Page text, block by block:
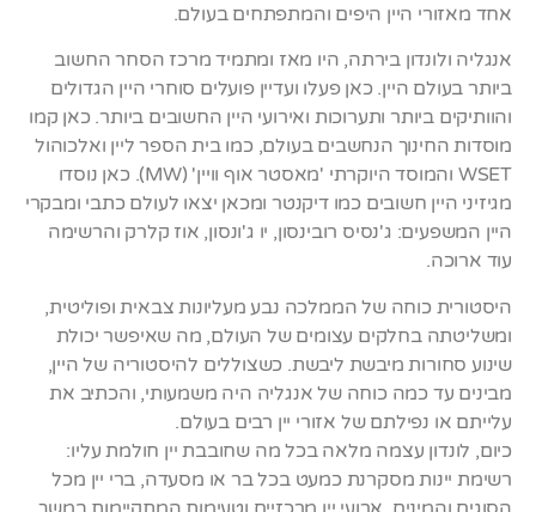
אחד מאזורי היין היפים והמתפתחים בעולם.
אנגליה ולונדון בירתה, היו מאז ומתמיד מרכז הסחר החשוב
ביותר בעולם היין. כאן פעלו ועדיין פועלים סוחרי היין הגדולים
והוותיקים ביותר ותערוכות ואירועי היין החשובים ביותר. כאן קמו
מוסדות החינוך הנחשבים בעולם, כמו בית הספר ליין ואלכוהול
WSET והמוסד היוקרתי 'מאסטר אוף וויין' (MW). כאן נוסדו
מגיזיני היין חשובים כמו דיקנטר ומכאן יצאו לעולם כתבי ומבקרי
היין המשפעים: ג'נסיס רובינסון, יו ג'ונסון, אוז קלרק והרשימה
עוד ארוכה.
היסטורית כוחה של הממלכה נבע מעליונות צבאית ופוליטית,
ומשליטתה בחלקים עצומים של העולם, מה שאיפשר יכולת
שינוע סחורות מיבשת ליבשת. כשצוללים להיסטוריה של היין,
מבינים עד כמה כוחה של אנגליה היה משמעותי, והכתיב את
עלייתם או נפילתם של אזורי יין רבים בעולם.
כיום, לונדון עצמה מלאה בכל מה שחובבת יין חולמת עליו:
רשימת יינות מסקרנת כמעט בכל בר או מסעדה, ברי יין מכל